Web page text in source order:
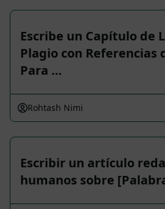
Escribe un Capítulo de
Plagio con Referencias
Para …
Rohtash Nimi
Escribir un artículo
humanos sobre